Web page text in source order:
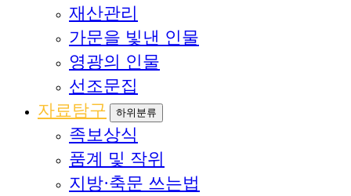
재산관리
가문을 빛낸 인물
영광의 인물
선조문집
자료탐구
하위분류
족보상식
품계 및 작위
지방·축문 쓰는법